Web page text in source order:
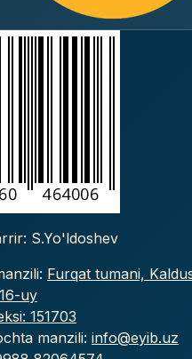
S.Yo'ldoshev
Furqat tumani,
uy
151703
manzili: info@eyib.uz